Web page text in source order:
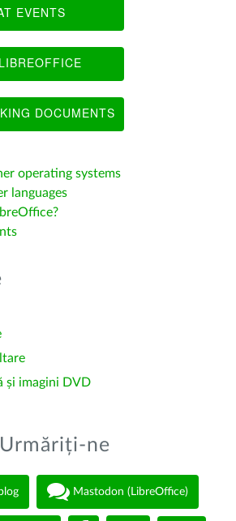
EVENTS
DOCUMENTS
operating systems
languages
și imagini DVD
Urmăriți-ne
Mastodon (LibreOffice)